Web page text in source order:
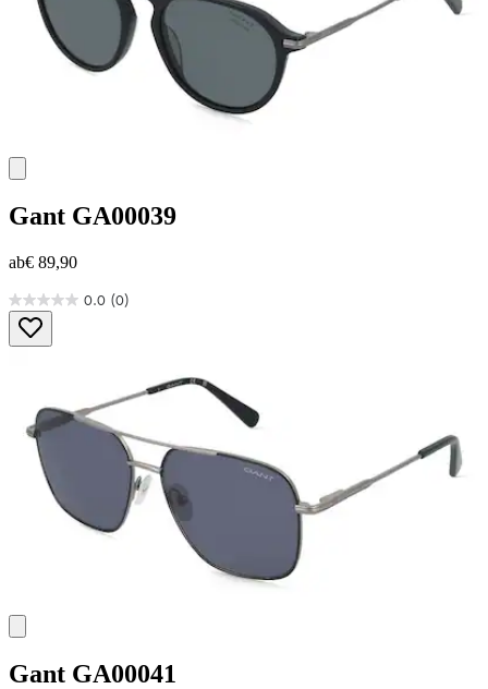
Gant GA00039
ab€ 89,90
0.0 (0)
0.0
von
5
Gant GA00041